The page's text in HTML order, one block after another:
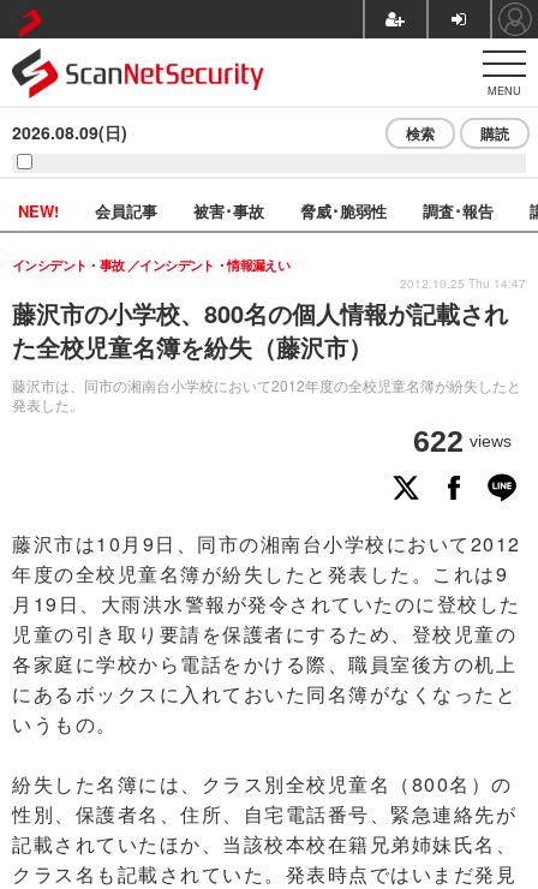
MENU
2026.08.09(日) 検索 購読
NEW! 会員記事 被害･事故 脅威･脆弱性 調査･報告
藤沢市の小学校、800名の個人情報が記載され
た全校児童名簿を紛失（藤沢市）
藤沢市は、同市の湘南台小学校において2012年度の全校児童名簿が紛失したと
発表した。
インシデント・事故 インシデント・情報漏えい
622 views
2012.10.25 Thu 14:47
藤沢市は10月9日、同市の湘南台小学校において2012
年度の全校児童名簿が紛失したと発表した。これは9
月19日、大雨洪水警報が発令されていたのに登校した
児童の引き取り要請を保護者にするため、登校児童の
各家庭に学校から電話をかける際、職員室後方の机上
にあるボックスに入れておいた同名簿がなくなったと
いうもの。
紛失した名簿には、クラス別全校児童名（800名）の
性別、保護者名、住所、自宅電話番号、緊急連絡先が
記載されていたほか、当該校本校在籍兄弟姉妹氏名、
クラス名も記載されていた。発表時点ではいまだ発見